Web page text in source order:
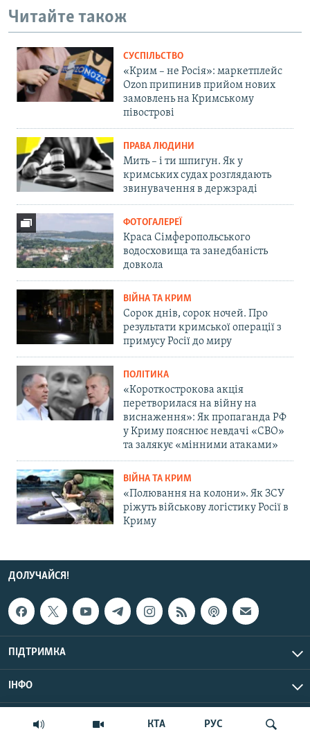
КТА РУС
Читайте також
СУСПІЛЬСТВО
«Крим – не Росія»: маркетплейс
Ozon припинив прийом нових
замовлень на Кримському
півострові
ПРАВА ЛЮДИНИ
Мить – і ти шпигун. Як у
кримських судах розглядають
звинувачення в держзраді
ФОТОГАЛЕРЕЇ
Краса Сімферопольського
водосховища та занедбаність
довкола
ВІЙНА ТА КРИМ
Сорок днів, сорок ночей. Про
результати кримської операції з
примусу Росії до миру
ПОЛІТИКА
«Короткострокова акція
перетворилася на війну на
виснаження»: Як пропаганда РФ
у Криму пояснює невдачі «СВО»
та залякує «мінними атаками»
ВІЙНА ТА КРИМ
«Полювання на колони». Як ЗСУ
ріжуть військову логістику Росії в
Криму
ДОЛУЧАЙСЯ!
ПІДТРИМКА
ІНФО
© Крим.Реалії, 2026 | Усі права застережено.